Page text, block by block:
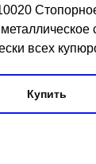
всех
Купить